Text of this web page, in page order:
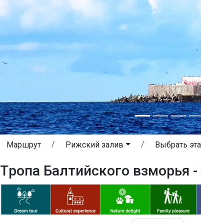
Маршрут Рижский залив Выбрать
Tропa Балтийского взморья